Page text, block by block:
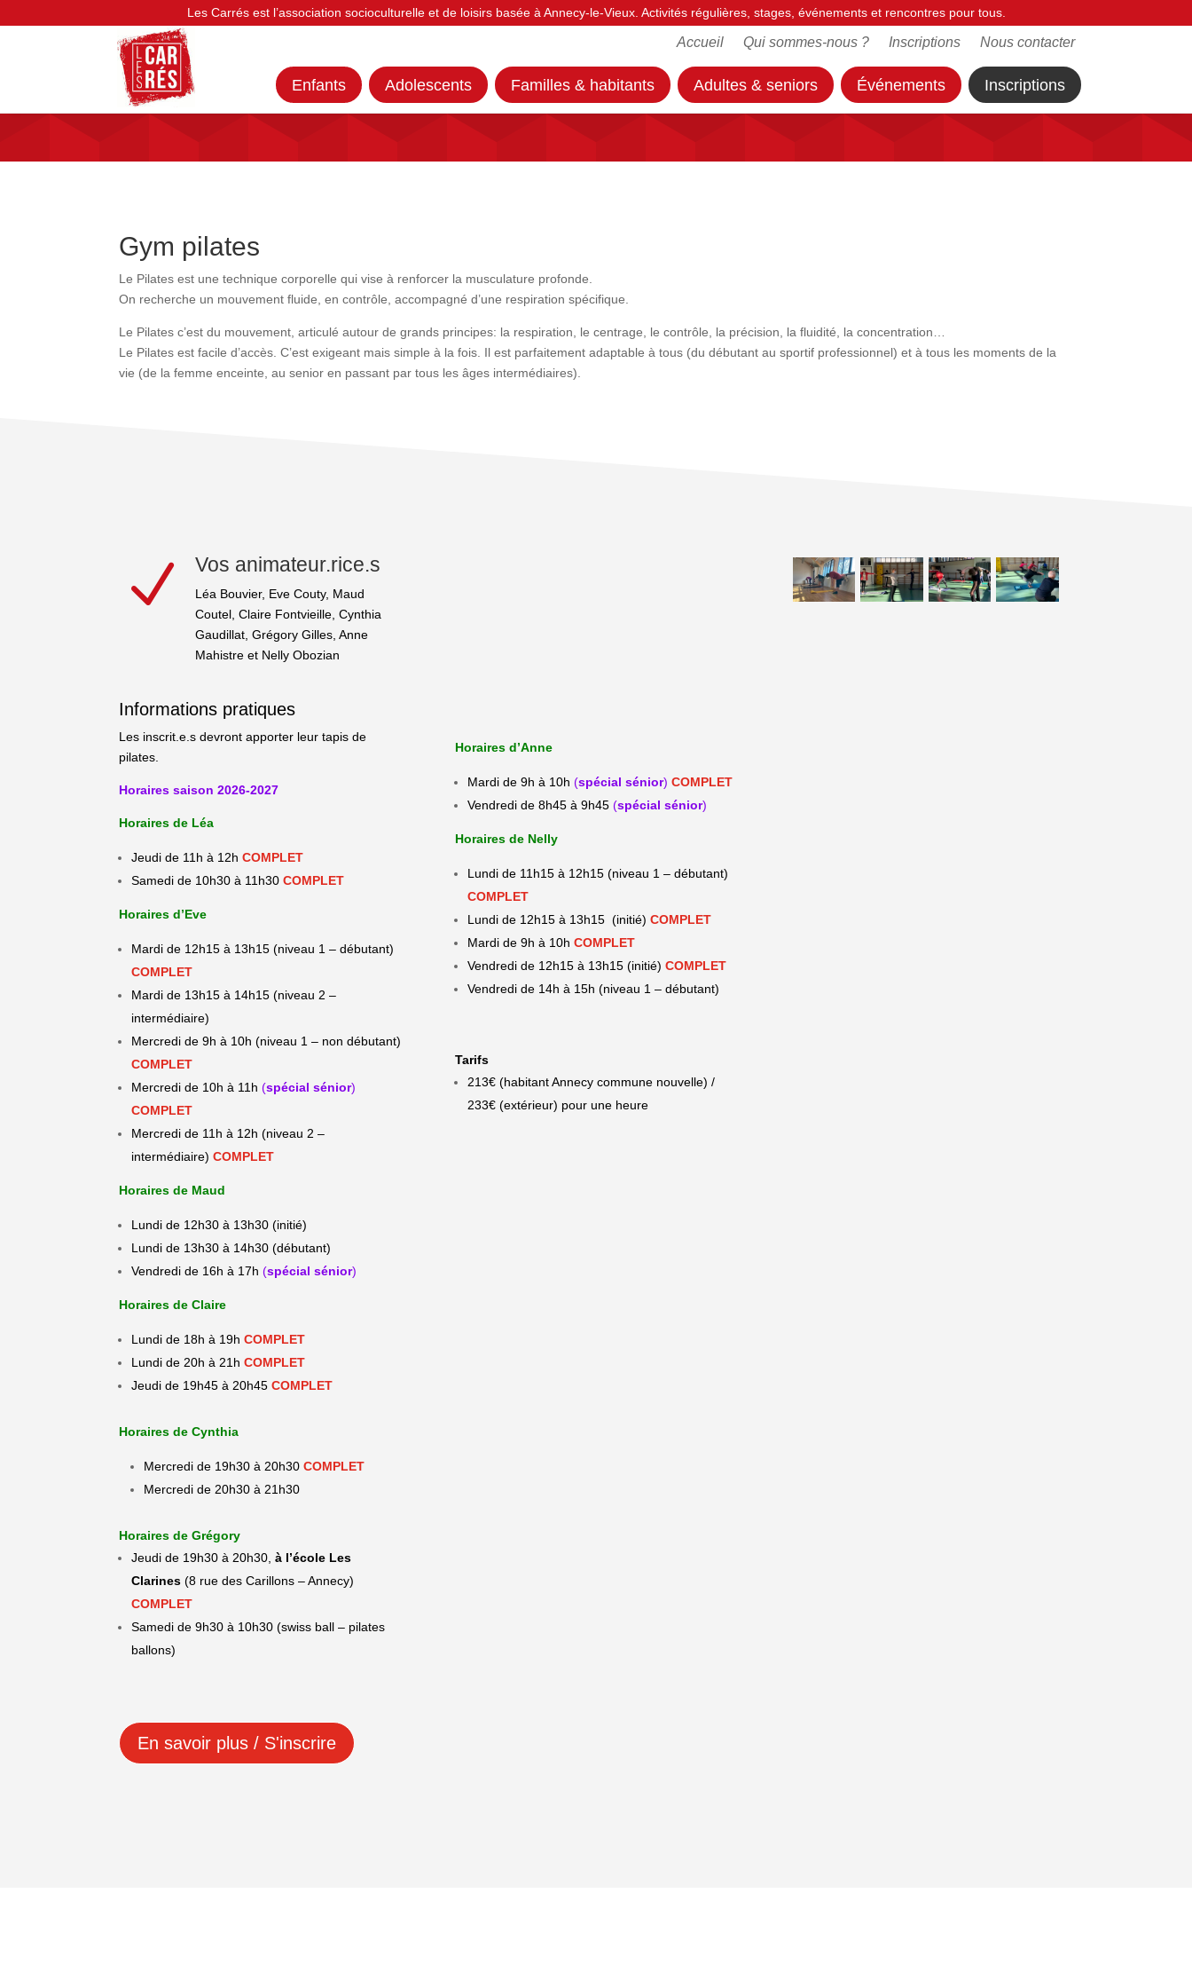
Les Carrés est l’association socioculturelle et de loisirs basée à Annecy-le-Vieux. Activités régulières, stages, événements et rencontres pour tous.
Accueil Qui sommes-nous ? Inscriptions Nous contacter
Enfants Adolescents Familles & habitants Adultes & seniors Événements Inscriptions
Gym pilates
Le Pilates est une technique corporelle qui vise à renforcer la musculature profonde.
On recherche un mouvement fluide, en contrôle, accompagné d’une respiration spécifique.
Le Pilates c’est du mouvement, articulé autour de grands principes: la respiration, le centrage, le contrôle, la précision, la fluidité, la concentration…
Le Pilates est facile d’accès. C’est exigeant mais simple à la fois. Il est parfaitement adaptable à tous (du débutant au sportif professionnel) et à tous les moments de la
vie (de la femme enceinte, au senior en passant par tous les âges intermédiaires).
N Vos animateur.rice.s
Léa Bouvier, Eve Couty, Maud
Coutel, Claire Fontvieille, Cynthia
Gaudillat, Grégory Gilles, Anne
Mahistre et Nelly Obozian
Informations pratiques
Les inscrit.e.s devront apporter leur tapis de
pilates.
Horaires saison 2026-2027
Horaires de Léa
Jeudi de 11h à 12hCOMPLET
Samedi de 10h30 à 11h30COMPLET
Horaires d’Eve
Mardi de 12h15 à 13h15 (niveau 1 – débutant)
COMPLET
Mardi de 13h15 à 14h15 (niveau 2 –
intermédiaire)
Mercredi de 9h à 10h (niveau 1 – non débutant)
COMPLET
Mercredi de 10h à 11h (spécial sénior)
COMPLET
Mercredi de 11h à 12h (niveau 2 –
intermédiaire)COMPLET
Horaires de Maud
Lundi de 12h30 à 13h30 (initié)
Lundi de 13h30 à 14h30 (débutant)
Vendredi de 16h à 17h(spécial sénior)
Horaires de Claire
Lundi de 18h à 19hCOMPLET
Lundi de 20h à 21hCOMPLET
Jeudi de 19h45 à 20h45COMPLET
Horaires de Cynthia
Mercredi de 19h30 à 20h30COMPLET
Mercredi de 20h30 à 21h30
Horaires de Grégory
Jeudi de 19h30 à 20h30, à l’école Les
Clarines (8 rue des Carillons – Annecy)
COMPLET
Samedi de 9h30 à 10h30 (swiss ball – pilates
ballons)
Horaires d’Anne
Mardi de 9h à 10h (spécial sénior) COMPLET
Vendredi de 8h45 à 9h45 (spécial sénior)
Horaires de Nelly
Lundi de 11h15 à 12h15 (niveau 1 – débutant)
COMPLET
Lundi de 12h15 à 13h15 (initié) COMPLET
Mardi de 9h à 10h COMPLET
Vendredi de 12h15 à 13h15 (initié) COMPLET
Vendredi de 14h à 15h (niveau 1 – débutant)
Tarifs
213€ (habitant Annecy commune nouvelle) /
233€ (extérieur) pour une heure
En savoir plus / S'inscrire